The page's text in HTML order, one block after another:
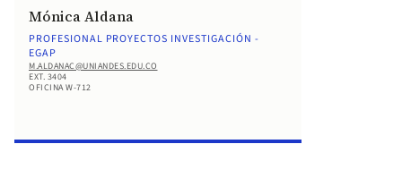
Mónica Aldana
PROFESIONAL PROYECTOS INVESTIGACIÓN -
EGAP
M.ALDANAC@UNIANDES.EDU.CO
EXT. 3404
OFICINA W-712